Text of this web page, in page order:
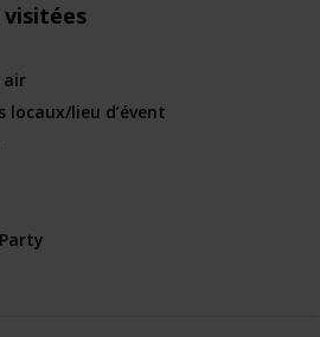
visitées
air
locaux/lieu d’évent